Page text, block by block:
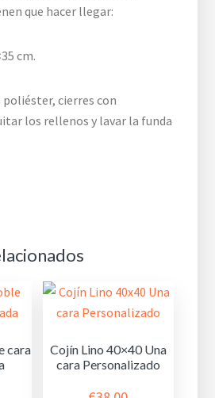
que hacer llegar:
cm.
poliéster, cierres con
los rellenos y lavar la funda
cara
Cojín Lino 40×40 Una
cara Personalizado